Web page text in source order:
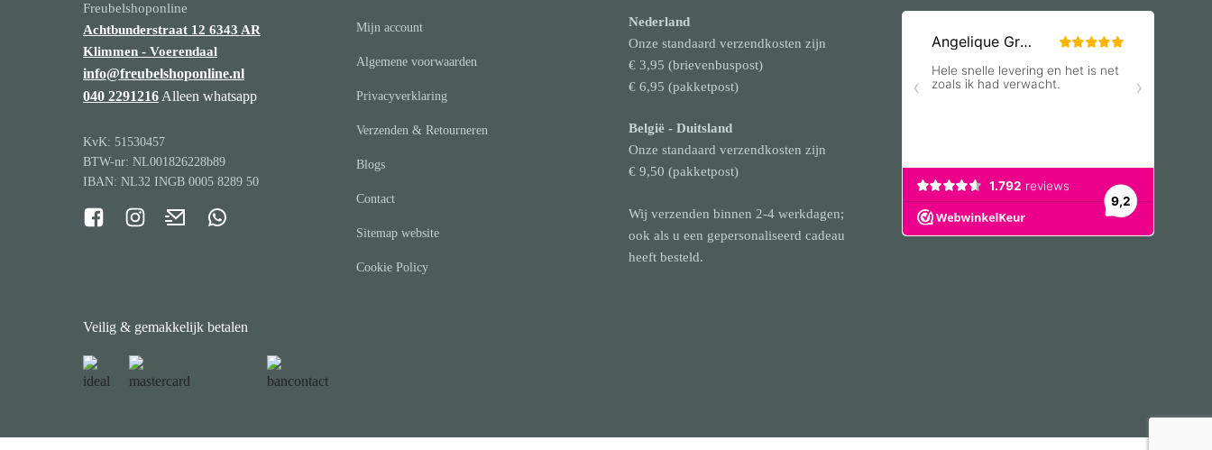
Freubelshoponline
Achtbunderstraat 12 6343 AR
Klimmen - Voerendaal
info@freubelshoponline.nl
040 2291216 Alleen whatsapp
KvK: 51530457
BTW-nr: NL001826228b89
IBAN: NL32 INGB 0005 8289 50
Mijn account
Algemene voorwaarden
Privacyverklaring
Verzenden & Retourneren
Blogs
Contact
Sitemap website
Cookie Policy
Nederland
Onze standaard verzendkosten zijn
€ 3,95 (brievenbuspost)
€ 6,95 (pakketpost)
België - Duitsland
Onze standaard verzendkosten zijn
€ 9,50 (pakketpost)
Wij verzenden binnen 2-4 werkdagen;
ook als u een gepersonaliseerd cadeau
heeft besteld.
Veilig & gemakkelijk betalen